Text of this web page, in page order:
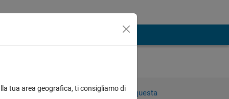
Accedi per rispondere a questa
tua area geografica, ti consigliamo di